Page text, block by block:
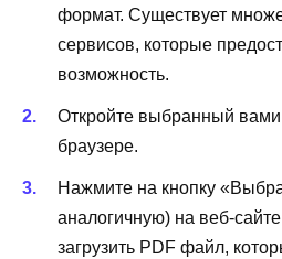
формат. Существует
сервисов, которые
возможность.
Откройте выбранный вами
браузере.
Нажмите на кнопку
аналогичную) на веб-
загрузить PDF файл,